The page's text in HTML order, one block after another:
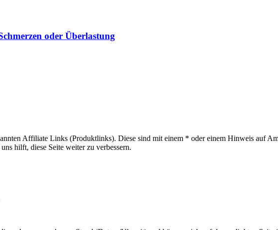
oder Überlastung
Affiliate Links (Produktlinks). Diese sind mit einem * oder einem Hinweis auf
hilft, diese Seite weiter zu verbessern.